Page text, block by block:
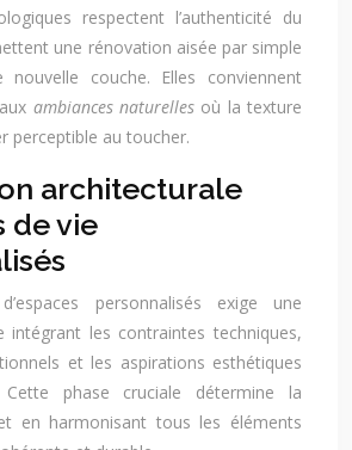
respectent l’authenticité du
une rénovation aisée par simple
nouvelle couche. Elles conviennent
ambiances naturelles où la texture
perceptible au toucher.
architecturale
de vie
personnalisés exige une
intégrant les contraintes techniques,
et les aspirations esthétiques
Cette phase cruciale détermine la
en harmonisant tous les éléments